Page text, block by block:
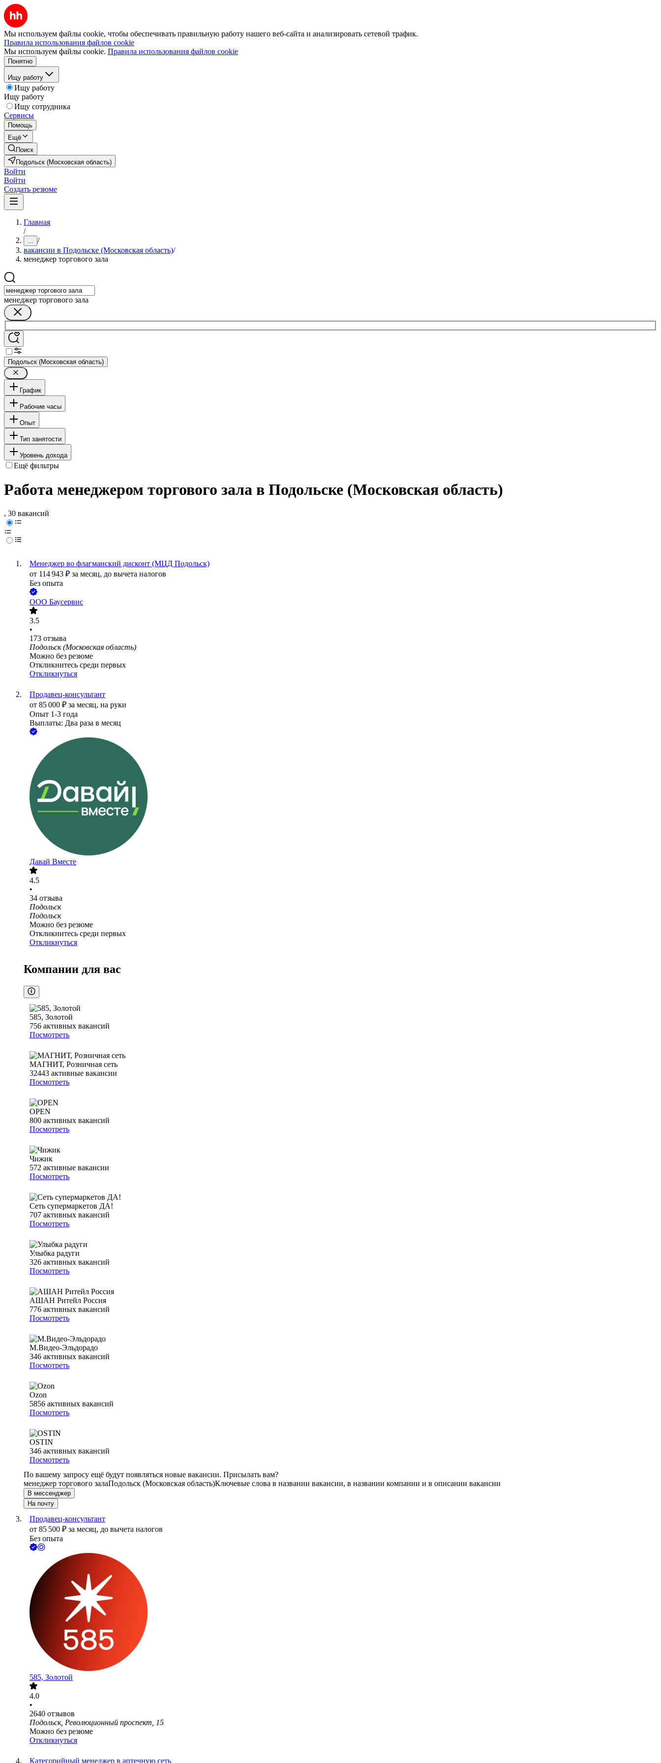
Мы используем файлы cookie, чтобы обеспечивать правильную работу нашего веб-сайта и анализировать сетевой трафик.
Правила использования файлов cookie
Мы используем файлы cookie. Правила использования файлов cookie
Понятно
Ищу работу
Ищу работу
Ищу работу
Ищу сотрудника
Сервисы
Помощь
Ещё
Поиск
Подольск (Московская область)
Войти
Войти
Создать резюме
Главная
/
... /
вакансии в Подольске (Московская область)/
менеджер торгового зала
менеджер торгового зала
Подольск (Московская область)
График
Рабочие часы
Опыт
Тип занятости
Уровень дохода
Ещё фильтры
Работа менеджером торгового зала в Подольске (Московская область)
, 30 вакансий
Менеджер во флагманский дисконт (МЦД Подольск)
от 114 943 ₽ за месяц, до вычета налогов
Без опыта
ООО Баусервис
3.5
•
173 отзыва
Подольск (Московская область)
Можно без резюме
Откликнитесь среди первых
Откликнуться
Продавец-консультант
от 85 000 ₽ за месяц, на руки
Опыт 1-3 года
Выплаты: Два раза в месяц
Давай Вместе
4.5
•
34 отзыва
Подольск
Подольск
Можно без резюме
Откликнитесь среди первых
Откликнуться
Компании для вас
585, Золотой
756 активных вакансий
Посмотреть
МАГНИТ, Розничная сеть
32443 активные вакансии
Посмотреть
OPEN
800 активных вакансий
Посмотреть
Чижик
572 активные вакансии
Посмотреть
Сеть супермаркетов ДА!
707 активных вакансий
Посмотреть
Улыбка радуги
326 активных вакансий
Посмотреть
АШАН Ритейл Россия
776 активных вакансий
Посмотреть
М.Видео-Эльдорадо
346 активных вакансий
Посмотреть
Ozon
5856 активных вакансий
Посмотреть
OSTIN
346 активных вакансий
Посмотреть
По вашему запросу ещё будут появляться новые вакансии. Присылать вам?
менеджер торгового залаПодольск (Московская область)Ключевые слова в названии вакансии, в названии компании и в описании вакансии
В мессенджер
На почту
Продавец-консультант
от 85 500 ₽ за месяц, до вычета налогов
Без опыта
585, Золотой
4.0
•
2640 отзывов
Подольск, Революционный проспект, 15
Можно без резюме
Откликнуться
Категорийный менеджер в аптечную сеть